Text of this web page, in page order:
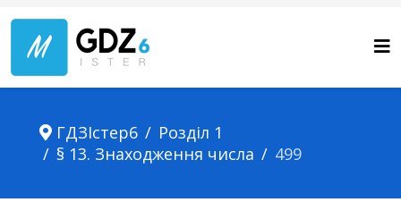
ГДЗІстер6
Розділ 1
§ 13. Знаходження числа
499